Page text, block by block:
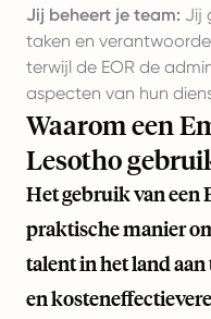
Jij beheert je team: Jij
taken en
terwijl de EOR de
aspecten van hun
Waarom een
Lesotho
Het gebruik van een
praktische manier
talent in het land aan
en